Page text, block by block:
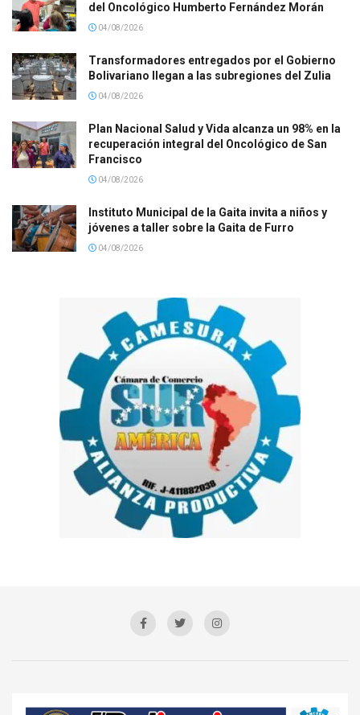
del Oncológico Humberto Fernández Morán
04/08/2026
Transformadores entregados por el Gobierno
Bolivariano llegan a las subregiones del Zulia
04/08/2026
Plan Nacional Salud y Vida alcanza un 98% en la
recuperación integral del Oncológico de San
Francisco
04/08/2026
Instituto Municipal de la Gaita invita a niños y
jóvenes a taller sobre la Gaita de Furro
04/08/2026